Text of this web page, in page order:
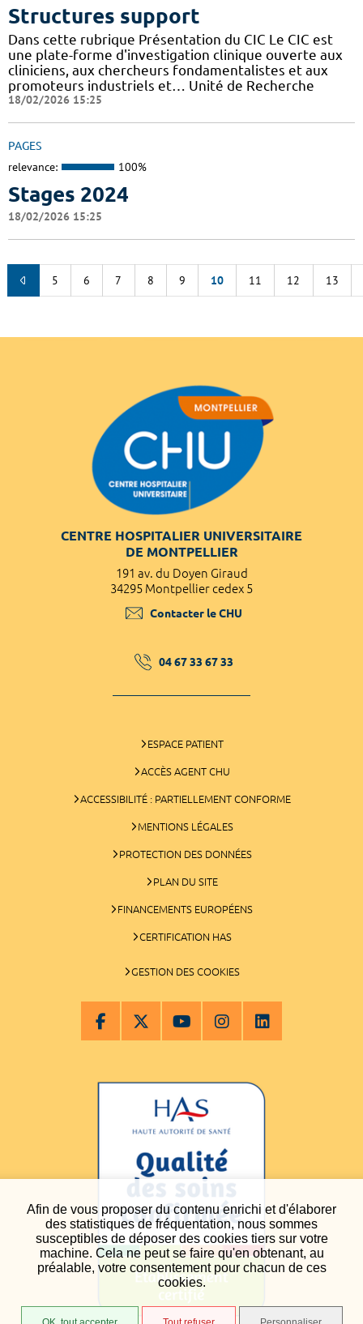
Afin de vous proposer du contenu enrichi et d'élaborer
des statistiques de fréquentation, nous sommes
susceptibles de déposer des cookies tiers sur votre
machine. Cela ne peut se faire qu'en obtenant, au
préalable, votre consentement pour chacun de ces
cookies.
Structures support
Dans cette rubrique Présentation du CIC Le CIC est
une plate-forme d'investigation clinique ouverte aux
cliniciens, aux chercheurs fondamentalistes et aux
promoteurs industriels et… Unité de Recherche
18/02/2026 15:25
PAGES
relevance: 100%
Stages 2024
18/02/2026 15:25
5 6 7 8 9 10 11 12 13
CENTRE HOSPITALIER UNIVERSITAIRE
DE MONTPELLIER
191 av. du Doyen Giraud
34295 Montpellier cedex 5
Contacter le CHU
04 67 33 67 33
ESPACE PATIENT
ACCÈS AGENT CHU
ACCESSIBILITÉ : PARTIELLEMENT CONFORME
MENTIONS LÉGALES
PROTECTION DES DONNÉES
PLAN DU SITE
FINANCEMENTS EUROPÉENS
CERTIFICATION HAS
GESTION DES COOKIES